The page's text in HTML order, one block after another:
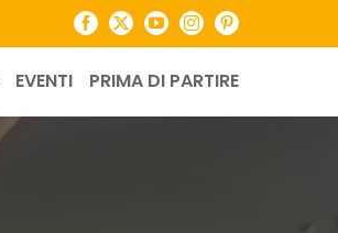
Facebook
X YouTubeInstagramPinterest
EVENTI PRIMA DI PARTIRE